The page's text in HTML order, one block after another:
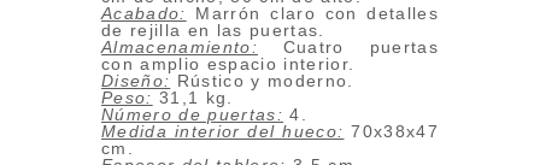
Acabado:
Marrón claro con detalles
de rejilla en las puertas.
Almacenamiento: Cuatro puertas
con amplio espacio interior.
Diseño: Rústico y moderno.
Peso: 31,1 kg.
Número de puertas: 4.
Medida interior del hueco: 70x38x47
cm.